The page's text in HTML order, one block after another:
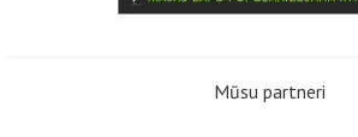
Mūsu partneri